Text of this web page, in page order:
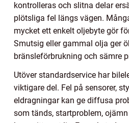
kontrolleras och slitna delar
plötsliga fel längs vägen.
mycket ett enkelt oljebyte gör
Smutsig eller gammal olja ger
bränsleförbrukning och sämre
Utöver standardservice har
viktigare del. Fel på sensorer,
eldragningar kan ge diffusa
som tänds, startproblem,